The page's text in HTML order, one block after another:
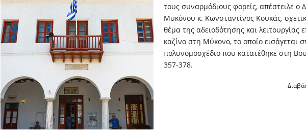
τους συναρμόδιους φορείς, απέστειλε ο
Μυκόνου κ. Κωνσταντίνος Κουκάς,
θέμα της αδειοδότησης και λειτουργίας
καζίνο στη Μύκονο, το οποίο εισάγεται
πολυνομοσχέδιο που κατατέθηκε στη
357-378.